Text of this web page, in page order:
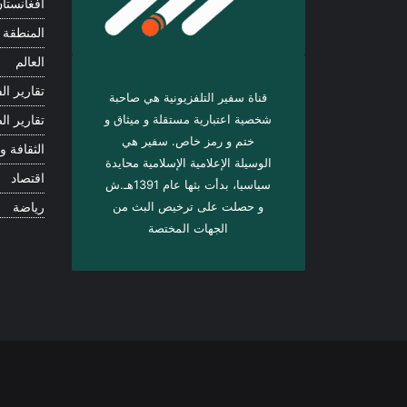
قناة سفير التلفزيونية هي صاحبة
شخصية اعتبارية مستقلة و ميثاق و
ختم و رمز خاص. سفیر هي
الوسيلة الإعلامية الإسلامية محايدة
سياسيا، بدأت بثها عام 1391هـ.ش
و حصلت على ترخيص البث من
الجهات المختصة
المنطقة
العالم
تقارير
تقارير
الثقافة
اقتصاد
رياضة